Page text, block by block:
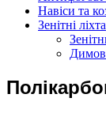
Навіси та
Зенітні